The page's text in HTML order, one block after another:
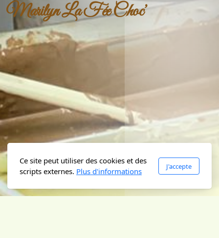
Marilyn La Fée Choc’
Ce site peut utiliser des cookies et des
scripts externes. Plus d'informations
J'accepte